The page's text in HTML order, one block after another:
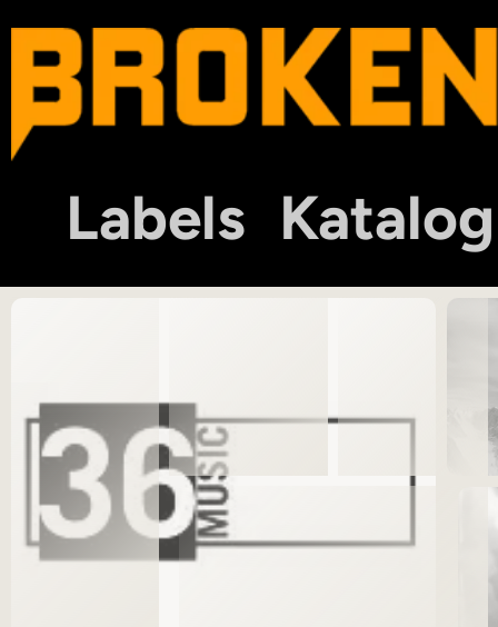
Labels Katalog